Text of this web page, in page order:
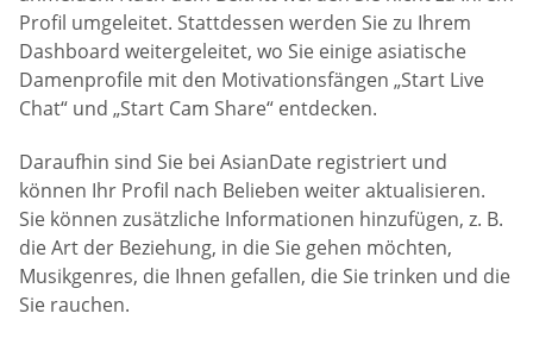
Profil umgeleitet. Stattdessen werden Sie zu Ihrem
Dashboard weitergeleitet, wo Sie einige asiatische
Damenprofile mit den Motivationsfängen „Start Live
Chat“ und „Start Cam Share“ entdecken.
Daraufhin sind Sie bei AsianDate registriert und
können Ihr Profil nach Belieben weiter aktualisieren.
Sie können zusätzliche Informationen hinzufügen, z. B.
die Art der Beziehung, in die Sie gehen möchten,
Musikgenres, die Ihnen gefallen, die Sie trinken und die
Sie rauchen.